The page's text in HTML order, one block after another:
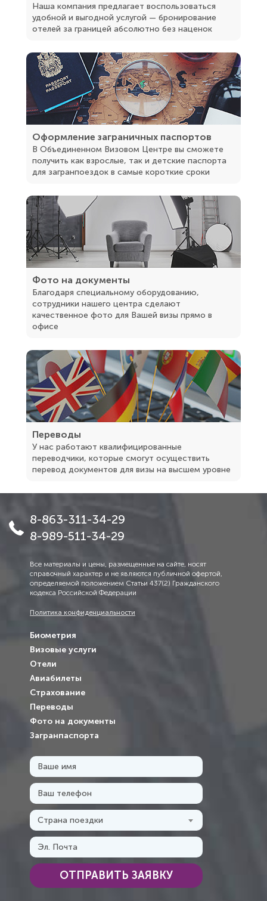
Наша компания предлагает воспользоваться
удобной и выгодной услугой — бронирование
отелей за границей абсолютно без наценок
Оформление заграничных паспортов
В Объединенном Визовом Центре вы сможете
получить как взрослые, так и детские паспорта
для загранпоездок в самые короткие сроки
Фото на документы
Благодаря специальному оборудованию,
сотрудники нашего центра сделают
качественное фото для Вашей визы прямо в
офисе
Переводы
У нас работают квалифицированные
переводчики, которые смогут осуществить
перевод документов для визы на высшем уровне
8-863-311-34-29
8-989-511-34-29
Все материалы и цены, размещенные на сайте, носят
справочный характер и не являются публичной офертой,
определяемой положением Статьи 437(2) Гражданского
кодекса Российской Федерации
Политика конфиденциальности
Биометрия
Визовые услуги
Отели
Авиабилеты
Страхование
Переводы
Фото на документы
Загранпаспорта
Страна поездки
ОТПРАВИТЬ ЗАЯВКУ